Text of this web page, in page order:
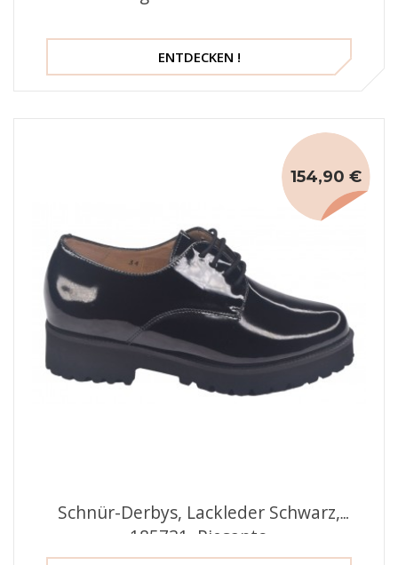
ENTDECKEN !
Schnür-Derbys, Lackleder Schwarz,
185731, Piesanto
154,90 €